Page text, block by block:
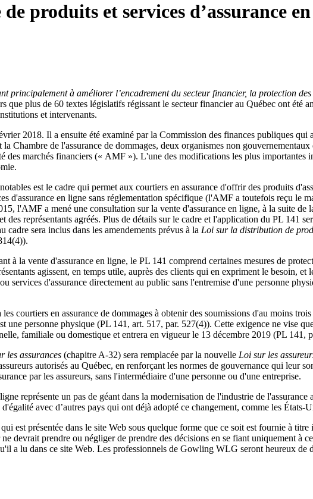
produits et services d’assurance
principalement à améliorer l’encadrement du secteur financier, la protection
plus de 60 textes législatifs régissant le secteur financier au Québec ont été
et intervenants.
2018. Il a ensuite été examiné par la Commission des finances publiques qui
Chambre de l'assurance de dommages, deux organismes non
des marchés financiers (« AMF »). L'une des modifications les plus importantes
est le cadre qui permet aux courtiers en assurance d'offrir des produits
d'assurance en ligne sans réglementation spécifique (l'AMF a toutefois reçu le
l'AMF a mené une consultation sur la vente d'assurance en ligne, à la suite de
des représentants agréés. Plus de détails sur le cadre et l'application du PL 141
cadre sera inclus dans les amendements prévus à la Loi sur la distribution de
à la vente d'assurance en ligne, le PL 141 comprend certaines mesures de
agissent, en temps utile, auprès des clients qui en expriment le besoin,
services d'assurance directement au public sans l'entremise d'une personne
les courtiers en assurance de dommages à obtenir des soumissions d'au moins
personne physique (PL 141, art. 517, par. 527(4)). Cette exigence ne vise
familiale ou domestique et entrera en vigueur le 13 décembre 2019 (PL 141,
les assurances (chapitre A-32) sera remplacée par la nouvelle Loi sur les
autorisés au Québec, en renforçant les normes de gouvernance qui leur
par les assureurs, sans l'intermédiaire d'une personne ou d'une entreprise.
représente un pas de géant dans la modernisation de l'industrie de
avec d’autres pays qui ont déjà adopté ce changement, comme les États-
est présentée dans le site Web sous quelque forme que ce soit est fournie à
devrait prendre ou négliger de prendre des décisions en se fiant uniquement à
a lu dans ce site Web. Les professionnels de Gowling WLG seront heureux de